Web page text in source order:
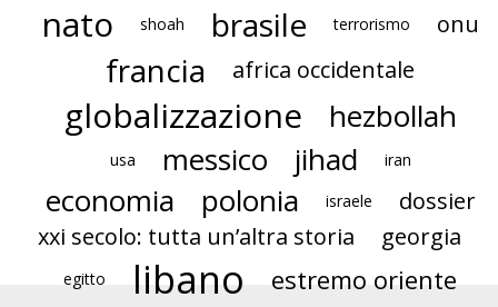
nato shoah brasile terrorismo onu
francia africa occidentale
globalizzazione hezbollah
usa messico jihad iran
economia polonia israele
dossier
xxi secolo: tutta un’altra storia
georgia
egitto libano estremo oriente